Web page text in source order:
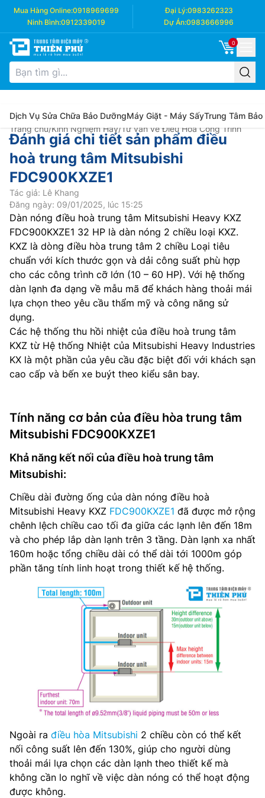
Mua Hàng Online:0918969699 Đại Lý:0983262323
Ninh Bình:0912339019 Dự Án:0983666996
0
Dịch Vụ Sửa Chữa Bảo DưỡngMáy Giặt - Máy SấyTrung Tâm Bảo
Trang chủ/Kinh Nghiệm Hay/Tư vấn về Điều Hòa Công Trình
Đánh giá chi tiết sản phẩm điều
hoà trung tâm Mitsubishi
FDC900KXZE1
Tác giả: Lê Khang
Đăng ngày: 09/01/2025, lúc 15:25
Dàn nóng điều hoà trung tâm Mitsubishi Heavy KXZ
FDC900KXZE1 32 HP là dàn nóng 2 chiều loại KXZ.
KXZ là dòng điều hòa trung tâm 2 chiều Loại tiêu
chuẩn với kích thước gọn và dải công suất phù hợp
cho các công trình cỡ lớn (10 – 60 HP). Với hệ thống
dàn lạnh đa dạng về mẫu mã để khách hàng thoải mái
lựa chọn theo yêu cầu thẩm mỹ và công năng sử
dụng.
Các hệ thống thu hồi nhiệt của điều hoà trung tâm
KXZ từ Hệ thống Nhiệt của Mitsubishi Heavy Industries
KX là một phần của yêu cầu đặc biệt đối với khách sạn
cao cấp và bến xe buýt theo kiểu sân bay.
Tính năng cơ bản của điều hòa trung tâm
Mitsubishi FDC900KXZE1
Khả năng kết nối của điều hoà trung tâm
Mitsubishi:
Chiều dài đường ống của dàn nóng điều hoà
Mitsubishi Heavy KXZ FDC900KXZE1 đã được mở rộng
chênh lệch chiều cao tối đa giữa các lạnh lên đến 18m
và cho phép lắp dàn lạnh trên 3 tầng. Dàn lạnh xa nhất
160m hoặc tổng chiều dài có thể dài tới 1000m góp
phần tăng tính linh hoạt trong thiết kế hệ thống.
Ngoài ra điều hòa Mitsubishi 2 chiều còn có thể kết
nối công suất lên đến 130%, giúp cho người dùng
thoải mái lựa chọn các dàn lạnh theo thiết kế mà
không cần lo nghĩ về việc dàn nóng có thể hoạt động
được không.